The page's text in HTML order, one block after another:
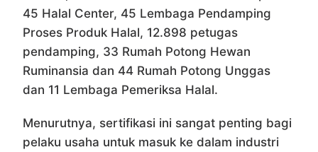
45 Halal Center, 45 Lembaga Pendamping
Proses Produk Halal, 12.898 petugas
pendamping, 33 Rumah Potong Hewan
Ruminansia dan 44 Rumah Potong Unggas
dan 11 Lembaga Pemeriksa Halal.
Menurutnya, sertifikasi ini sangat penting bagi
pelaku usaha untuk masuk ke dalam industri